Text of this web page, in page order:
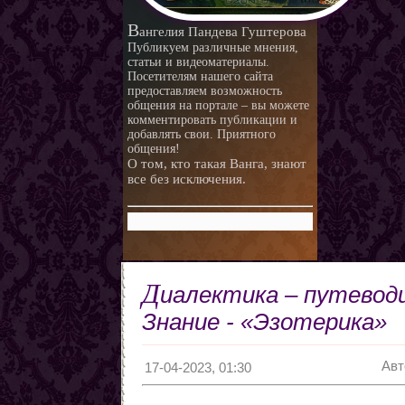
любви.
Любовная ворожба народов
мира
Магия и красота
Приворотные зелья
Как приготовить
Сексуальные напитки
Законы кармы
Знаки кармы
Молитвы
партнера
по знаку Зодиака.
Романтические приметы
Виды Гадания и правила
Хиромантия
Проведение ритуалов
Любовные привороты
Вангелия Пандева Гуштерова
Публикуем различные мнения,
статьи и видеоматериалы.
Посетителям нашего сайта
предоставляем возможность
общения на портале – вы можете
комментировать публикации и
добавлять свои. Приятного
общения!
О том, кто такая Ванга, знают
все без исключения.
Диалектика –
Знание - «Эзотерика»
17-04-2023, 01:30